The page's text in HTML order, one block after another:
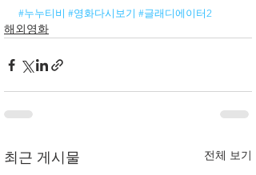
#누누티비 #영화다시보기 #글래디에이터2
해외영화
최근 게시물 전체 보기